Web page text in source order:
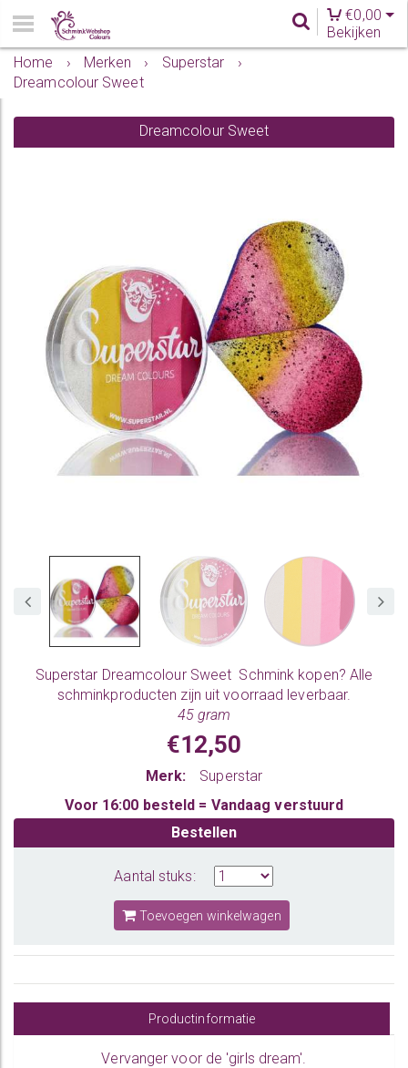
€0,00
Bekijken
Home
› Merken › Superstar
›
Dreamcolour Sweet
Dreamcolour Sweet
Superstar Dreamcolour Sweet Schmink kopen? Alle
schminkproducten zijn uit voorraad leverbaar.
45 gram
€12,50
Merk:
Superstar
Voor 16:00 besteld = Vandaag verstuurd
Bestellen
Aantal stuks:
Toevoegen winkelwagen
Productinformatie
Vervanger voor de 'girls dream'.